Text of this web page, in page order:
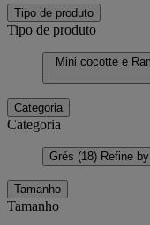
Tipo de produto
Tipo de produto
Mini cocotte e
Categoria
Categoria
Grés (18) Refine
Tamanho
Tamanho